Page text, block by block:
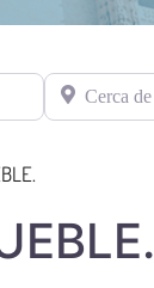
Cerca de